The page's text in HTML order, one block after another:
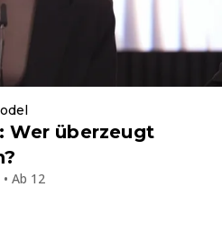
Wer überzeugt
Ab 12